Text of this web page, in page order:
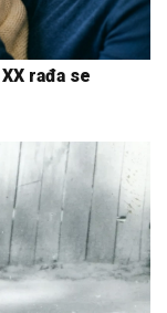
rađa se